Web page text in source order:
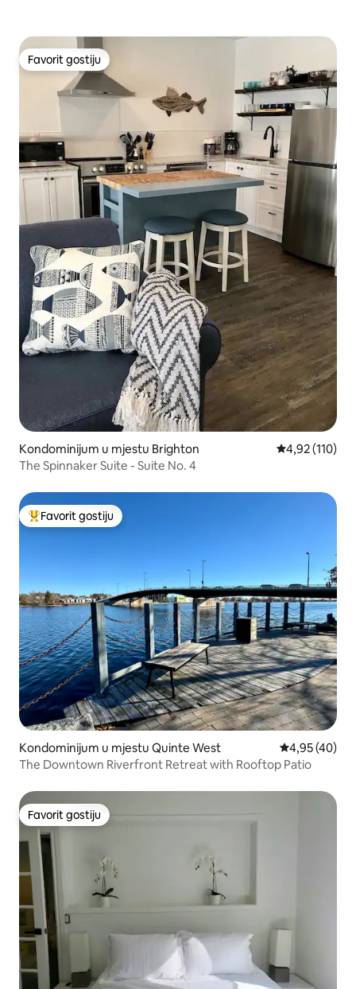
Favorit gostiju
Favorit gostiju
Kondominijum u mjestu Brighton prosječna
4,92 (110)
The Spinnaker Suite - Suite No. 4
Glavni favorit gostiju
Favorit gostiju
Kondominijum u mjestu Quinte West prosječna
4,95 (40)
The Downtown Riverfront Retreat with Rooftop Patio
Favorit gostiju
Favorit gostiju